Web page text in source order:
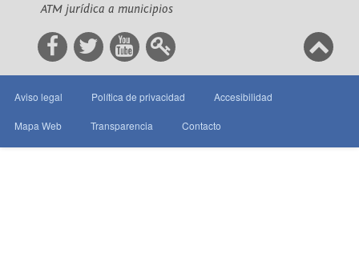
ATM jurídica a municipios
Aviso legal Política de privacidad Accesibilidad
Mapa Web Transparencia Contacto